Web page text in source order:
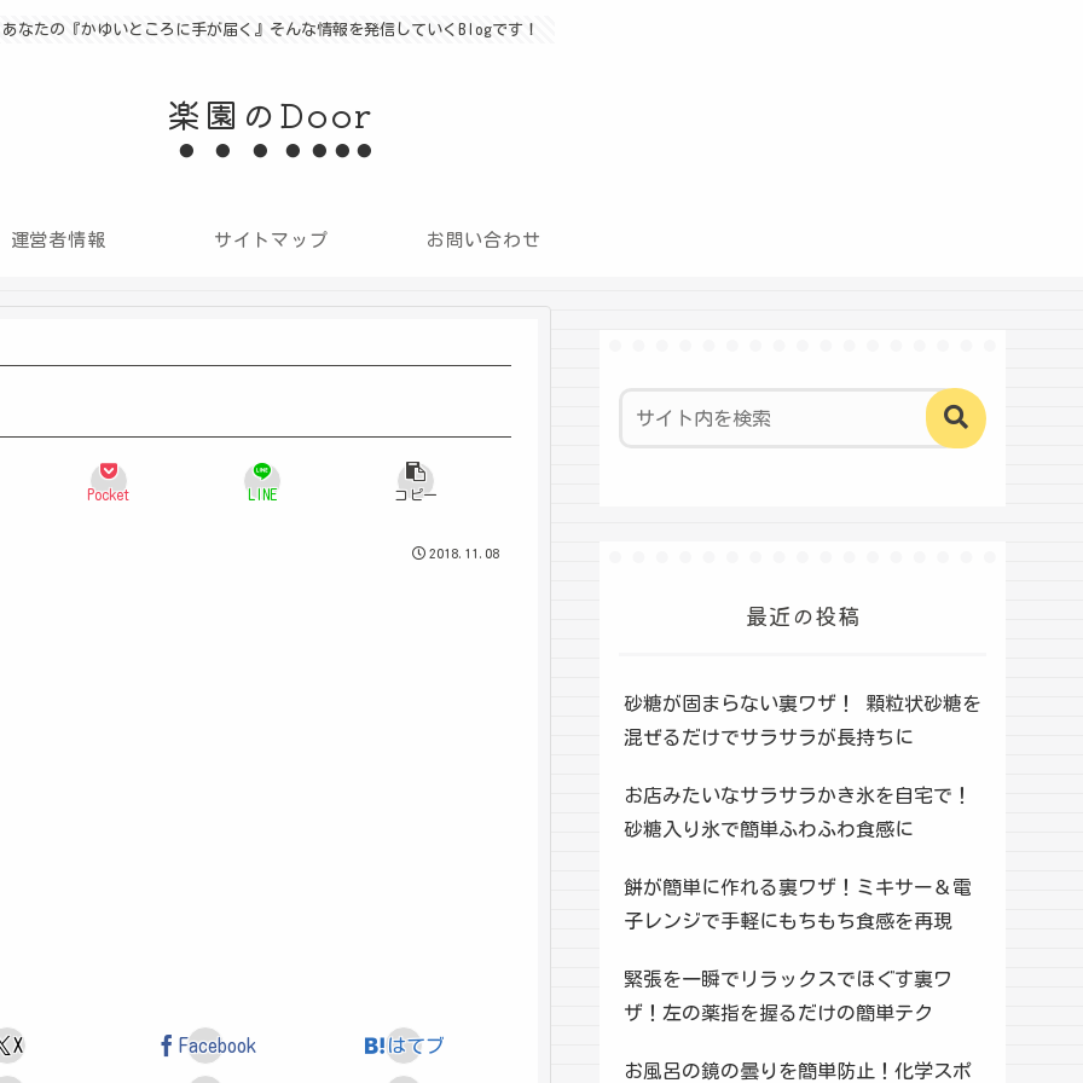
あなたの『かゆいところに手が届く』そんな情報を発信していくBlogです！
楽園のDoor
運営者情報 サイトマップ お問い合わせ
Pocket LINE コピー
2018.11.08
X Facebook はてブ
最近の投稿
砂糖が固まらない裏ワザ！ 顆粒状砂糖を
混ぜるだけでサラサラが長持ちに
お店みたいなサラサラかき氷を自宅で！
砂糖入り氷で簡単ふわふわ食感に
餅が簡単に作れる裏ワザ！ミキサー＆電
子レンジで手軽にもちもち食感を再現
緊張を一瞬でリラックスでほぐす裏ワ
ザ！左の薬指を握るだけの簡単テク
お風呂の鏡の曇りを簡単防止！化学スポ